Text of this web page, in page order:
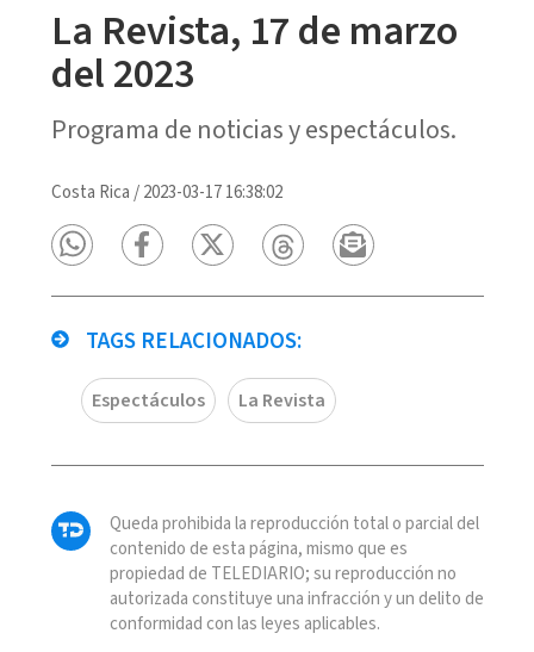
La Revista, 17 de marzo
del 2023
Programa de noticias y espectáculos.
Costa Rica /2023-03-17 16:38:02
TAGS RELACIONADOS:
Espectáculos La Revista
Queda prohibida la reproducción total o parcial del
contenido de esta página, mismo que es
propiedad de TELEDIARIO; su reproducción no
autorizada constituye una infracción y un delito de
conformidad con las leyes aplicables.